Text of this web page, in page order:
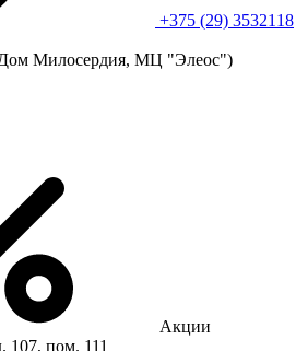
+375 (29) 3532118
Милосердия, МЦ "Элеос")
Акции
107, пом. 111